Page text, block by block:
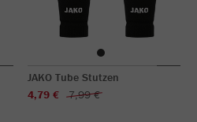
JAKO Tube Stutzen
4,79 €
7,99 €